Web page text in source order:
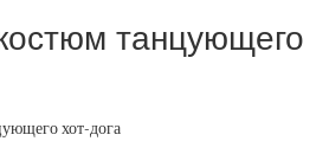
танцующего